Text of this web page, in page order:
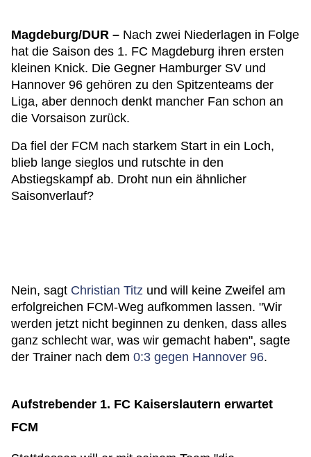
Magdeburg/DUR – Nach zwei Niederlagen in Folge
hat die Saison des 1. FC Magdeburg ihren ersten
kleinen Knick. Die Gegner Hamburger SV und
Hannover 96 gehören zu den Spitzenteams der
Liga, aber dennoch denkt mancher Fan schon an
die Vorsaison zurück.
Da fiel der FCM nach starkem Start in ein Loch,
blieb lange sieglos und rutschte in den
Abstiegskampf ab. Droht nun ein ähnlicher
Saisonverlauf?
Nein, sagt Christian Titz und will keine Zweifel am
erfolgreichen FCM-Weg aufkommen lassen. "Wir
werden jetzt nicht beginnen zu denken, dass alles
ganz schlecht war, was wir gemacht haben", sagte
der Trainer nach dem 0:3 gegen Hannover 96.
Aufstrebender 1. FC Kaiserslautern erwartet
FCM